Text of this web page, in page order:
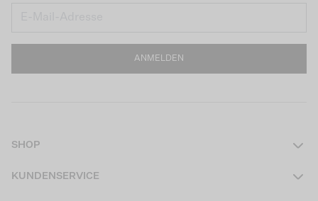
ANMELDEN
SHOP
KUNDENSERVICE